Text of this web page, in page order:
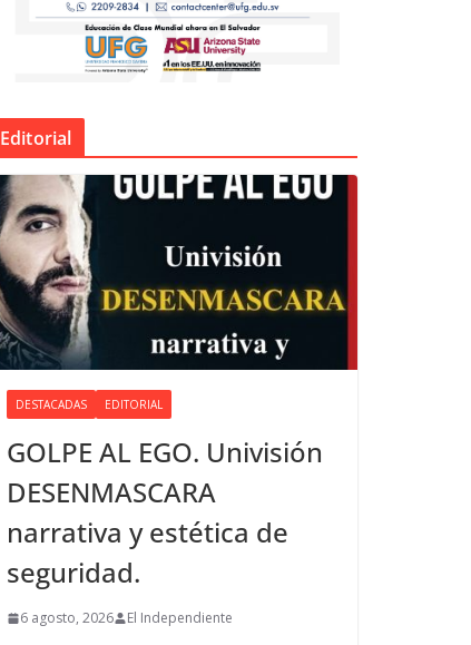
Editorial
DESTACADAS EDITORIAL
GOLPE AL EGO. Univisión
DESENMASCARA
narrativa y estética de
seguridad.
6 agosto, 2026 El Independiente